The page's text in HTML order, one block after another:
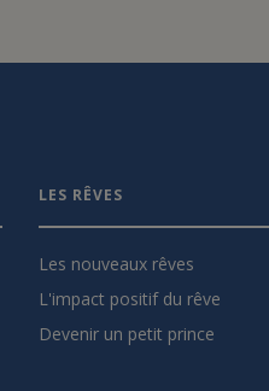
LES RÊVES
Les nouveaux rêves
L'impact positif du rêve
Devenir un petit prince